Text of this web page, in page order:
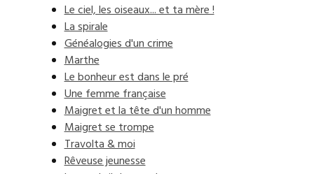
Le ciel, les oiseaux... et ta mère !
La spirale
Généalogies d'un crime
Marthe
Le bonheur est dans le pré
Une femme française
Maigret et la tête d'un homme
Maigret se trompe
Travolta & moi
Rêveuse jeunesse